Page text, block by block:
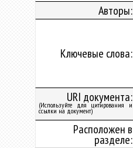
Авторы:
Ключевые слова:
URI документа:
(Используйте для цитирования и
ссылки на документ)
Расположен в
разделе: